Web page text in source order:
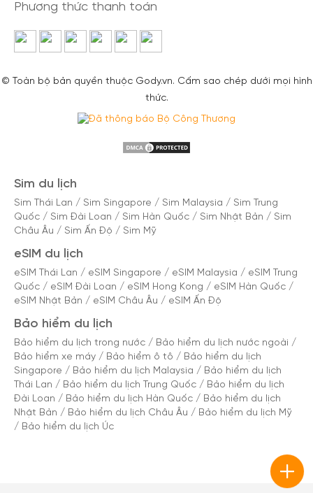
Phương thức thanh toán
© Toàn bộ bản quyền thuộc Gody.vn. Cấm sao chép dưới mọi hình
thức.
Sim du lịch
Sim Thái Lan / Sim Singapore / Sim Malaysia / Sim Trung
Quốc / Sim Đài Loan / Sim Hàn Quốc / Sim Nhật Bản / Sim
Châu Âu / Sim Ấn Độ / Sim Mỹ
eSIM du lịch
eSIM Thái Lan / eSIM Singapore / eSIM Malaysia / eSIM Trung
Quốc / eSIM Đài Loan / eSIM Hong Kong / eSIM Hàn Quốc /
eSIM Nhật Bản / eSIM Châu Âu / eSIM Ấn Độ
Bảo hiểm du lịch
Bảo hiểm du lịch trong nước / Bảo hiểm du lịch nước ngoài /
Bảo hiểm xe máy / Bảo hiểm ô tô / Bảo hiểm du lịch
Singapore / Bảo hiểm du lịch Malaysia / Bảo hiểm du lịch
Thái Lan / Bảo hiểm du lịch Trung Quốc / Bảo hiểm du lịch
Đài Loan / Bảo hiểm du lịch Hàn Quốc / Bảo hiểm du lịch
Nhật Bản / Bảo hiểm du lịch Châu Âu / Bảo hiểm du lịch Mỹ
/ Bảo hiểm du lịch Úc